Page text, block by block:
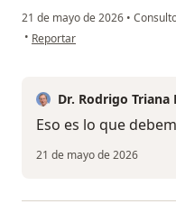
21 de mayo de 2026 •
• en opinión del usuario
Reportar
Dr. Rodrigo Triana
Eso es lo que
21 de mayo de 2026